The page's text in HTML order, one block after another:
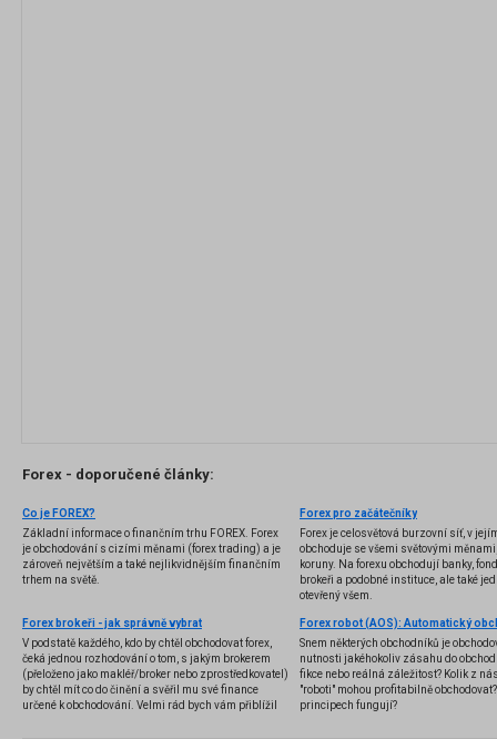
Forex - doporučené články:
Co je FOREX?
Základní informace o finančním trhu FOREX. Forex
je obchodování s cizími měnami (forex trading) a je
zároveň největším a také nejlikvidnějším finančním
trhem na světě.
Forex pro začátečníky
Forex je celosvětová burzovní síť, v
obchoduje se všemi světovými
koruny. Na forexu obchodují banky,
brokeři a podobné instituce, ale také
otevřený všem.
Forex brokeři - jak správně vybrat
V podstatě každého, kdo by chtěl obchodovat forex,
čeká jednou rozhodování o tom, s jakým brokerem
(přeloženo jako makléř/broker nebo zprostředkovatel)
by chtěl mít co do činění a svěřil mu své finance
určené k obchodování. Velmi rád bych vám přiblížil
Snem některých obchodníků je
nutnosti jakéhokoliv zásahu do
fikce nebo reálná záležitost? Kolik z
"roboti" mohou profitabilně
principech fungují?